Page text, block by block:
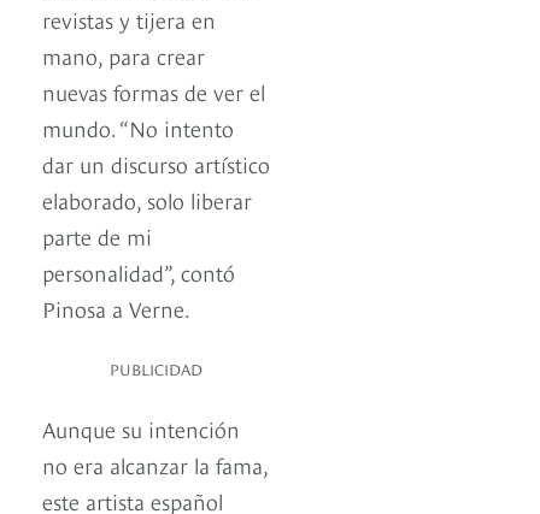
revistas y tijera en
mano, para crear
nuevas formas de ver el
mundo. “No intento
dar un discurso artístico
elaborado, solo liberar
parte de mi
personalidad”, contó
Pinosa a Verne.
PUBLICIDAD
Aunque su intención
no era alcanzar la fama,
este artista español